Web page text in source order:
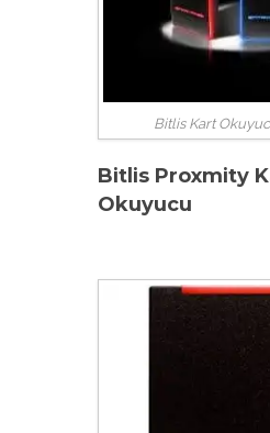
Bitlis Kart
Bitlis Proxmity
Okuyucu